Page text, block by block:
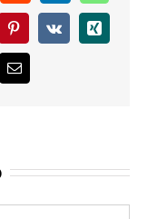
PinterestVk Xing
E-
mail